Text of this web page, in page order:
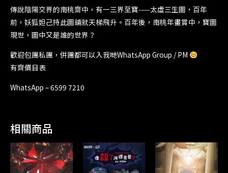
傳說陰陽交界的南桃齋中，有一三界至寶——太虛三生圖，百年
前，妖狐妲己持此圖鋪就天梯飛升。百年後，南桃年畫賞中，寶圖
現世，圖中又是誰的世界？
歡迎包團私團，併團都可以入我哋WhatsApp Group / PM
有齊價目表
WhatsApp – 6599 7210
相關商品